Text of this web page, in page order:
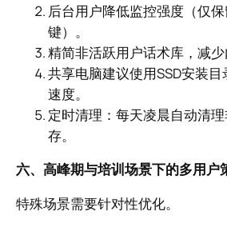
后台用户降低监控强度（仅
键）。
精简非活跃用户话术库，减少
共享电脑建议使用SSD安装
速度。
定时清理：每天凌晨自动清
存。
六、高峰期与培训场景下的多用户
特殊场景需要针对性优化。